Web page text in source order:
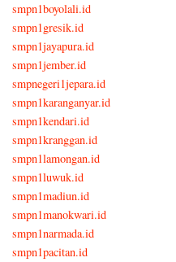
smpn1boyolali.id
smpn1gresik.id
smpn1jayapura.id
smpn1jember.id
smpnegeri1jepara.id
smpn1karanganyar.id
smpn1kendari.id
smpn1kranggan.id
smpn1lamongan.id
smpn1luwuk.id
smpn1madiun.id
smpn1manokwari.id
smpn1narmada.id
smpn1pacitan.id